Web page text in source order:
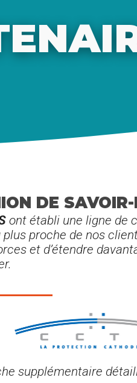
DE
ont établi une ligne de
proche de nos
et d’étendre
supplémentaire